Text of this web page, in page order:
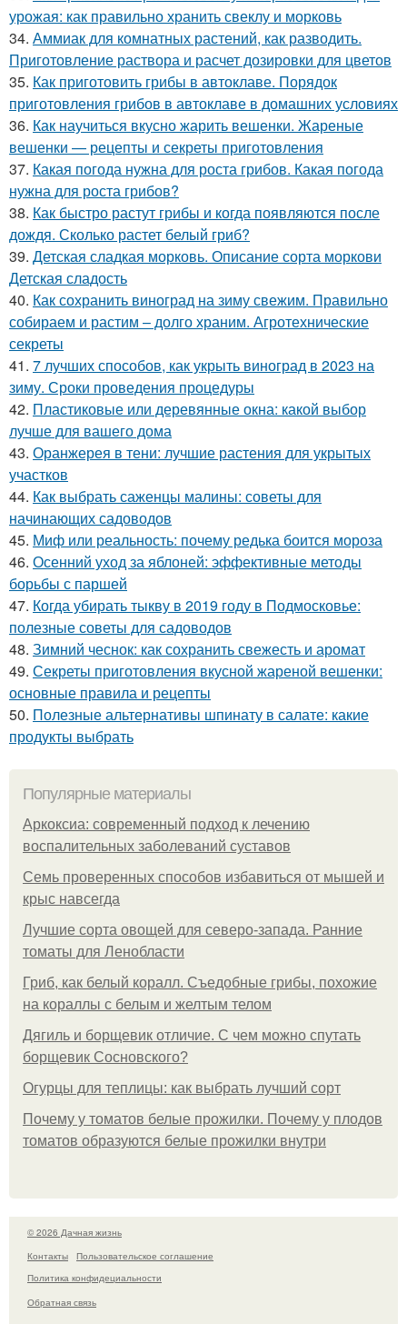
урожая: как правильно хранить свеклу и морковь
34. Аммиак для комнатных растений, как разводить.
Приготовление раствора и расчет дозировки для цветов
35. Как приготовить грибы в автоклаве. Порядок
приготовления грибов в автоклаве в домашних условиях
36. Как научиться вкусно жарить вешенки. Жареные
вешенки — рецепты и секреты приготовления
37. Какая погода нужна для роста грибов. Какая погода
нужна для роста грибов?
38. Как быстро растут грибы и когда появляются после
дождя. Сколько растет белый гриб?
39. Детская сладкая морковь. Описание сорта моркови
Детская сладость
40. Как сохранить виноград на зиму свежим. Правильно
собираем и растим – долго храним. Агротехнические
секреты
41. 7 лучших способов, как укрыть виноград в 2023 на
зиму. Сроки проведения процедуры
42. Пластиковые или деревянные окна: какой выбор
лучше для вашего дома
43. Оранжерея в тени: лучшие растения для укрытых
участков
44. Как выбрать саженцы малины: советы для
начинающих садоводов
45. Миф или реальность: почему редька боится мороза
46. Осенний уход за яблоней: эффективные методы
борьбы с паршей
47. Когда убирать тыкву в 2019 году в Подмосковье:
полезные советы для садоводов
48. Зимний чеснок: как сохранить свежесть и аромат
49. Секреты приготовления вкусной жареной вешенки:
основные правила и рецепты
50. Полезные альтернативы шпинату в салате: какие
продукты выбрать
Популярные материалы
Аркоксиа: современный подход к лечению
воспалительных заболеваний суставов
Семь проверенных способов избавиться от мышей и
крыс навсегда
Лучшие сорта овощей для северо-запада. Ранние
томаты для Ленобласти
Гриб, как белый коралл. Съедобные грибы, похожие
на кораллы с белым и желтым телом
Дягиль и борщевик отличие. С чем можно спутать
борщевик Сосновского?
Огурцы для теплицы: как выбрать лучший сорт
Почему у томатов белые прожилки. Почему у плодов
томатов образуются белые прожилки внутри
© 2026 Дачная жизнь
Контакты
Пользовательское соглашение
Политика конфидециальности
Обратная связь